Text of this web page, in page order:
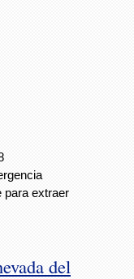
para extraer
del